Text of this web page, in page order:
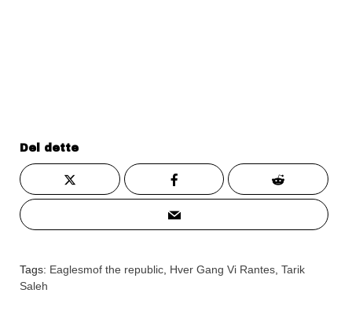
Del dette
Tags: Eaglesmof the republic, Hver Gang Vi Rantes, Tarik
Saleh